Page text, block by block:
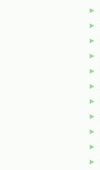
►
►
►
►
►
►
►
►
►
►
►